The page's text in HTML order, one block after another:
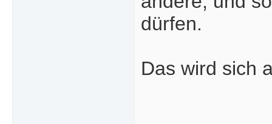
dürfen.
Das wird sich